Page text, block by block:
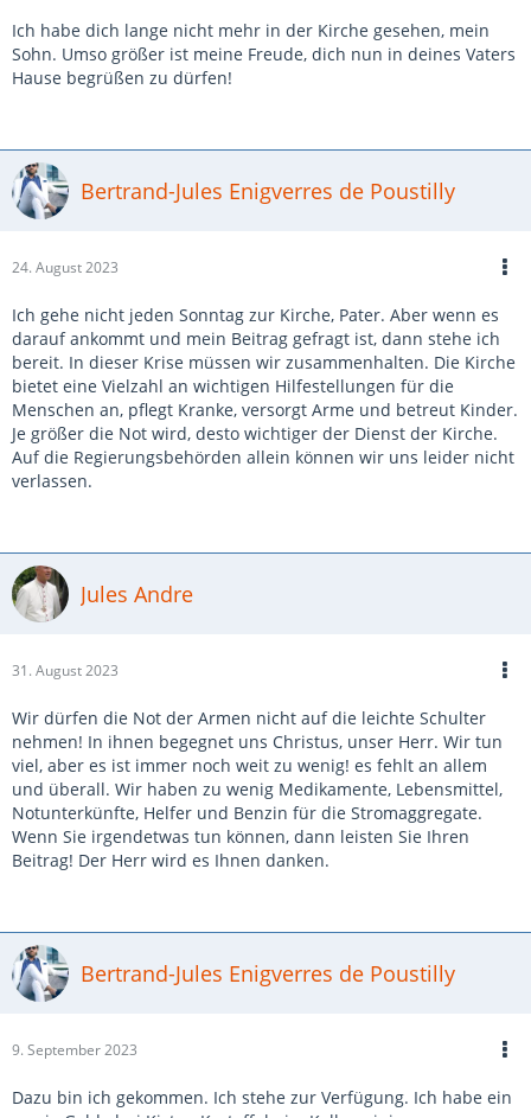
Ich habe dich lange nicht mehr in der Kirche gesehen, mein
Sohn. Umso größer ist meine Freude, dich nun in deines Vaters
Hause begrüßen zu dürfen!
Bertrand-Jules Enigverres de Poustilly
24. August 2023
Ich gehe nicht jeden Sonntag zur Kirche, Pater. Aber wenn es
darauf ankommt und mein Beitrag gefragt ist, dann stehe ich
bereit. In dieser Krise müssen wir zusammenhalten. Die Kirche
bietet eine Vielzahl an wichtigen Hilfestellungen für die
Menschen an, pflegt Kranke, versorgt Arme und betreut Kinder.
Je größer die Not wird, desto wichtiger der Dienst der Kirche.
Auf die Regierungsbehörden allein können wir uns leider nicht
verlassen.
Jules Andre
31. August 2023
Wir dürfen die Not der Armen nicht auf die leichte Schulter
nehmen! In ihnen begegnet uns Christus, unser Herr. Wir tun
viel, aber es ist immer noch weit zu wenig! es fehlt an allem
und überall. Wir haben zu wenig Medikamente, Lebensmittel,
Notunterkünfte, Helfer und Benzin für die Stromaggregate.
Wenn Sie irgendetwas tun können, dann leisten Sie Ihren
Beitrag! Der Herr wird es Ihnen danken.
Bertrand-Jules Enigverres de Poustilly
9. September 2023
Dazu bin ich gekommen. Ich stehe zur Verfügung. Ich habe ein